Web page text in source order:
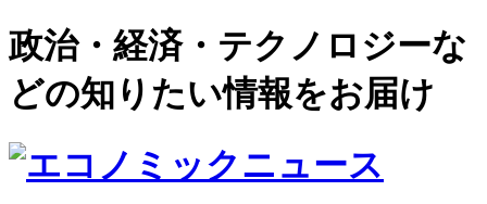
政治・経済・テクノロジーな
どの知りたい情報をお届け